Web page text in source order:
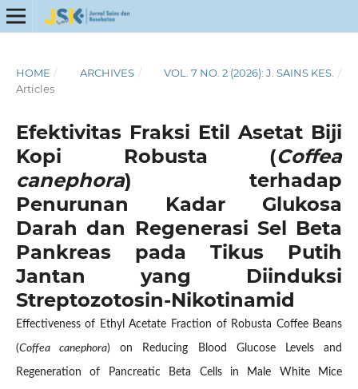
HOME / ARCHIVES / VOL. 7 NO. 2 (2026): J. SAINS KES. /
Articles
Efektivitas Fraksi Etil Asetat Biji
Kopi Robusta (Coffea
canephora) terhadap
Penurunan Kadar Glukosa
Darah dan Regenerasi Sel Beta
Pankreas pada Tikus Putih
Jantan yang Diinduksi
Streptozotosin-Nikotinamid
Effectiveness of Ethyl Acetate Fraction of Robusta Coffee Beans
(Coffea canephora) on Reducing Blood Glucose Levels and
Regeneration of Pancreatic Beta Cells in Male White Mice